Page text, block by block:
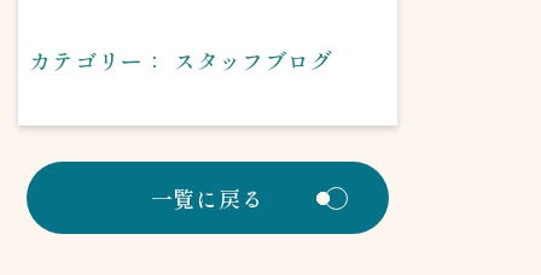
カテゴリー： スタッフブログ
一覧に戻る